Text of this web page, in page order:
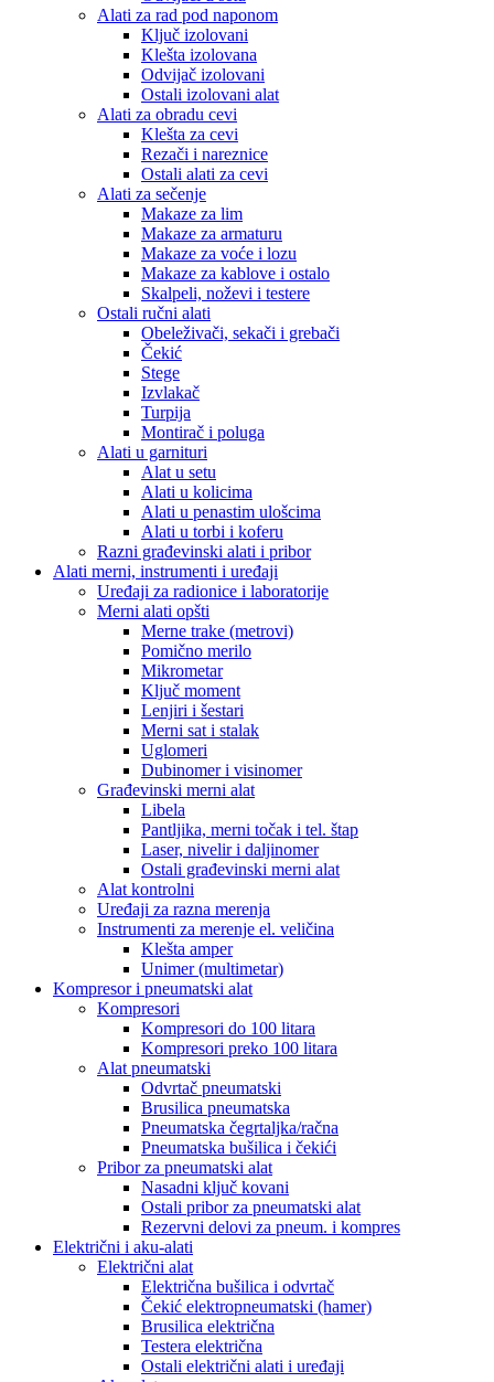
Alati za rad pod naponom
Ključ izolovani
Klešta izolovana
Odvijač izolovani
Ostali izolovani alat
Alati za obradu cevi
Klešta za cevi
Rezači i nareznice
Ostali alati za cevi
Alati za sečenje
Makaze za lim
Makaze za armaturu
Makaze za voće i lozu
Makaze za kablove i ostalo
Skalpeli, noževi i testere
Ostali ručni alati
Obeleživači, sekači i grebači
Čekić
Stege
Izvlakač
Turpija
Montirač i poluga
Alati u garnituri
Alat u setu
Alati u kolicima
Alati u penastim ulošcima
Alati u torbi i koferu
Razni građevinski alati i pribor
Alati merni, instrumenti i uređaji
Uređaji za radionice i laboratorije
Merni alati opšti
Merne trake (metrovi)
Pomično merilo
Mikrometar
Ključ moment
Lenjiri i šestari
Merni sat i stalak
Uglomeri
Dubinomer i visinomer
Građevinski merni alat
Libela
Pantljika, merni točak i tel. štap
Laser, nivelir i daljinomer
Ostali građevinski merni alat
Alat kontrolni
Uređaji za razna merenja
Instrumenti za merenje el. veličina
Klešta amper
Unimer (multimetar)
Kompresor i pneumatski alat
Kompresori
Kompresori do 100 litara
Kompresori preko 100 litara
Alat pneumatski
Odvrtač pneumatski
Brusilica pneumatska
Pneumatska čegrtaljka/račna
Pneumatska bušilica i čekići
Pribor za pneumatski alat
Nasadni ključ kovani
Ostali pribor za pneumatski alat
Rezervni delovi za pneum. i kompres
Električni i aku-alati
Električni alat
Električna bušilica i odvrtač
Čekić elektropneumatski (hamer)
Brusilica električna
Testera električna
Ostali električni alati i uređaji